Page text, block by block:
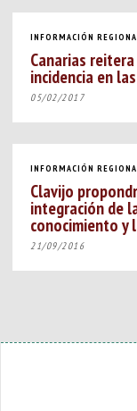
INFORMACIÓN
Canarias
incidencia en
05/02/2017
INFORMACIÓN
Clavijo
integración de
conocimiento y
21/09/2016